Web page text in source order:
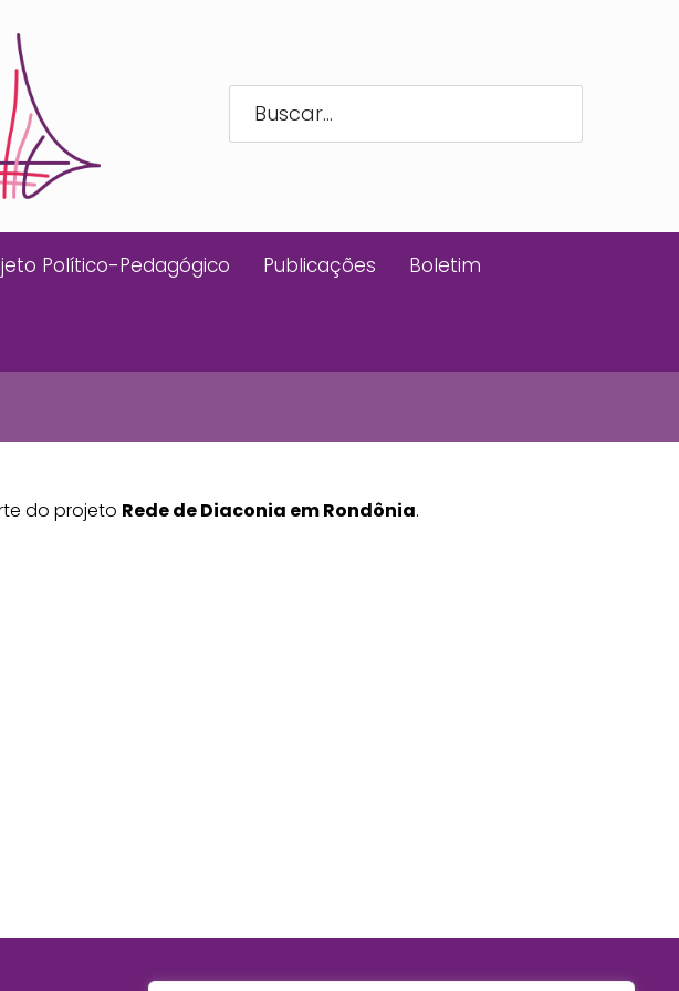
Político-Pedagógico Publicações Boletim
do projeto Rede de Diaconia em Rondônia.